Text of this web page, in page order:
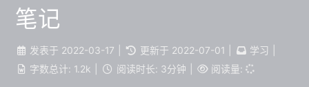
笔记
发表于 2022-03-17 更新于 2022-07-01 学习
字数总计: 1.2k 阅读时长: 3分钟 阅读量: